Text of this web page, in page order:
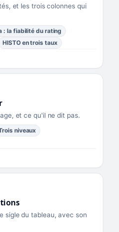
et les trois colonnes qui
: la fiabilité du rating
HISTO en trois taux
et ce qu'il ne dit pas.
niveaux
sigle du tableau, avec son